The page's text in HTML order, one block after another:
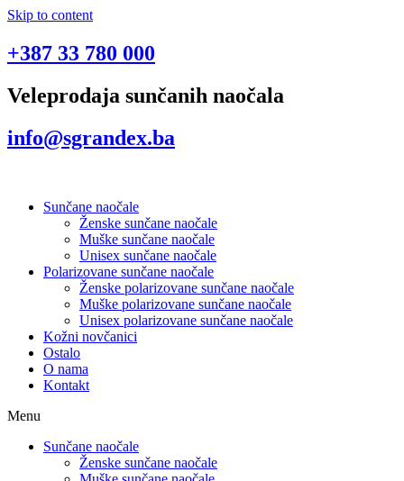
Skip to content
+387 33 780 000
Veleprodaja sunčanih naočala
info@sgrandex.ba
Sunčane naočale
Ženske sunčane naočale
Muške sunčane naočale
Unisex sunčane naočale
Polarizovane sunčane naočale
Ženske polarizovane sunčane naočale
Muške polarizovane sunčane naočale
Unisex polarizovane sunčane naočale
Kožni novčanici
Ostalo
O nama
Kontakt
Menu
Sunčane naočale
Ženske sunčane naočale